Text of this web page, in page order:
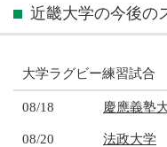
近畿大学の今後の
大学ラグビー練習試合
08/18 慶應義塾
08/20 法政大学